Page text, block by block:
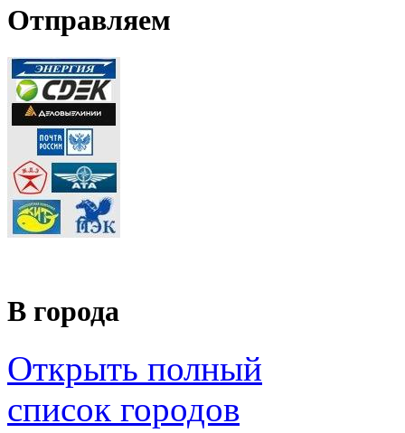
Отправляем
В города
Открыть полный
список городов